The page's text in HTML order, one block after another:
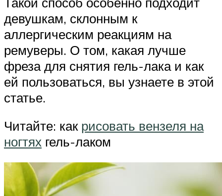
девушкам, склонным к
аллергическим реакциям на
ремуверы. О том, какая лучше
фреза для снятия гель-лака и как
ей пользоваться, вы узнаете в этой
статье.
Читайте: как рисовать вензеля на
ногтях гель-лаком